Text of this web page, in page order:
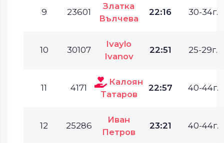
9 23601
Златка
Вълчева
22:16 30-34г.
10 30107
Ivaylo
Ivanov
22:51 25-29г.
11 4171
Калоян
Татаров
22:57 40-44г.
12 25286
Иван
Петров
23:21 40-44г.